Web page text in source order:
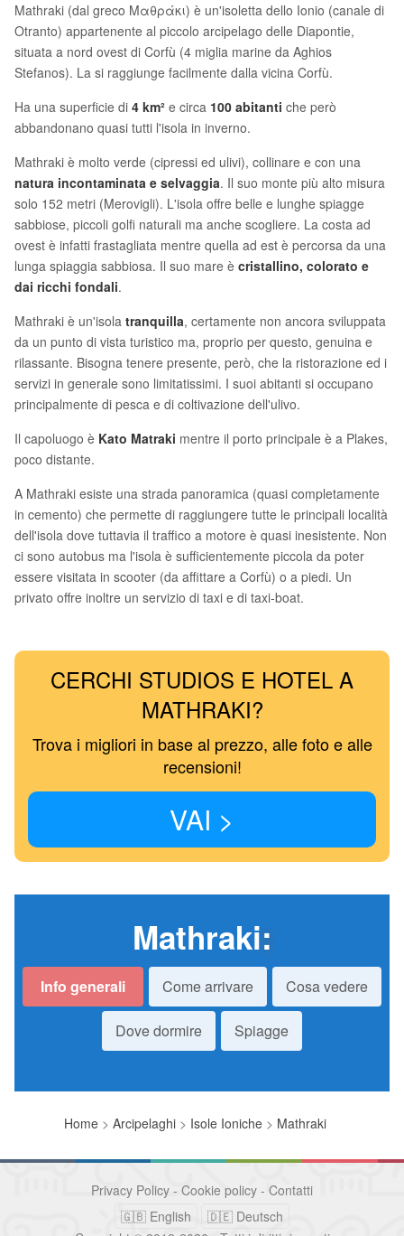
Mathraki (dal greco Μαθράκι) è un'isoletta dello Ionio (canale di
Otranto) appartenente al piccolo arcipelago delle Diapontie,
situata a nord ovest di Corfù (4 miglia marine da Aghios
Stefanos). La si raggiunge facilmente dalla vicina Corfù.
Ha una superficie di 4 km² e circa 100 abitanti che però
abbandonano quasi tutti l'isola in inverno.
Mathraki è molto verde (cipressi ed ulivi), collinare e con una
natura incontaminata e selvaggia. Il suo monte più alto misura
solo 152 metri (Merovigli). L'isola offre belle e lunghe spiagge
sabbiose, piccoli golfi naturali ma anche scogliere. La costa ad
ovest è infatti frastagliata mentre quella ad est è percorsa da una
lunga spiaggia sabbiosa. Il suo mare è cristallino, colorato e
dai ricchi fondali.
Mathraki è un'isola tranquilla, certamente non ancora sviluppata
da un punto di vista turistico ma, proprio per questo, genuina e
rilassante. Bisogna tenere presente, però, che la ristorazione ed i
servizi in generale sono limitatissimi. I suoi abitanti si occupano
principalmente di pesca e di coltivazione dell'ulivo.
Il capoluogo è Kato Matraki mentre il porto principale è a Plakes,
poco distante.
A Mathraki esiste una strada panoramica (quasi completamente
in cemento) che permette di raggiungere tutte le principali località
dell'isola dove tuttavia il traffico a motore è quasi inesistente. Non
ci sono autobus ma l'isola è sufficientemente piccola da poter
essere visitata in scooter (da affittare a Corfù) o a piedi. Un
privato offre inoltre un servizio di taxi e di taxi-boat.
CERCHI STUDIOS E HOTEL A
MATHRAKI?
Trova i migliori in base al prezzo, alle foto e alle
recensioni!
VAI >
Mathraki:
Info generali Come arrivare Cosa vedere
Dove dormire Spiagge
Home > Arcipelaghi > Isole Ioniche > Mathraki
Privacy Policy - Cookie policy - Contatti
🇬🇧 English
🇩🇪 Deutsch